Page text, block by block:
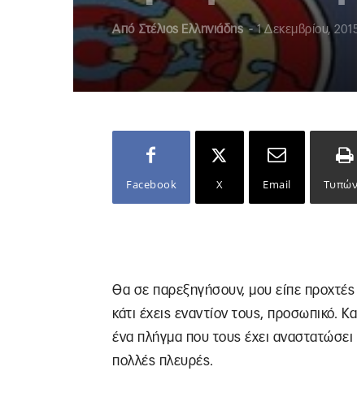
Από Στέλιος Ελληνιάδης - 1 Δεκεμβρίου,
Facebook X Email
Θα σε παρεξηγήσουν, μου είπε προχτές
κάτι έχεις εναντίον τους, προσωπικό.
ένα πλήγμα που τους έχει
πολλές πλευρές.